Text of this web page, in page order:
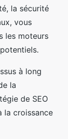
la sécurité
vous
les moteurs
à long
la
de SEO
la croissance